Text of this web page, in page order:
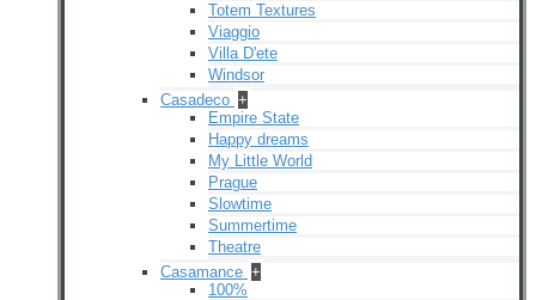
Totem Textures
Viaggio
Villa D'ete
Windsor
Casadeco +
Empire State
Happy dreams
My Little World
Prague
Slowtime
Summertime
Theatre
Casamance +
100%